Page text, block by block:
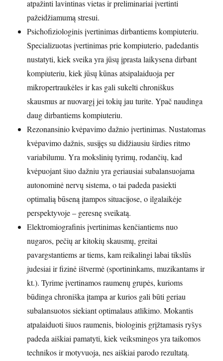
atpažinti lavintinas vietas ir preliminariai įvertinti
pažeidžiamumą stresui.
Psichofiziologinis įvertinimas dirbantiems kompiuteriu.
Specializuotas įvertinimas prie kompiuterio, padedantis
nustatyti, kiek sveika yra jūsų įprasta laikysena dirbant
kompiuteriu, kiek jūsų kūnas atsipalaiduoja per
mikropertraukėles ir kas gali sukelti chroniškus
skausmus ar nuovargį jei tokių jau turite. Ypač naudinga
daug dirbantiems kompiuteriu.
Rezonansinio kvėpavimo dažnio įvertinimas. Nustatomas
kvėpavimo dažnis, susijęs su didžiausiu širdies ritmo
variabilumu. Yra mokslinių tyrimų, rodančių, kad
kvėpuojant šiuo dažniu yra geriausiai subalansuojama
autonominė nervų sistema, o tai padeda pasiekti
optimalią būseną įtampos situacijose, o ilgalaikėje
perspektyvoje – geresnę sveikatą.
Elektromiografinis įvertinimas kenčiantiems nuo
nugaros, pečių ar kitokių skausmų, greitai
pavargstantiems ar tiems, kam reikalingi labai tikslūs
judesiai ir fizinė ištvermė (sportininkams, muzikantams ir
kt.). Tyrime įvertinamos raumenų grupės, kurioms
būdinga chroniška įtampa ar kurios gali būti geriau
subalansuotos siekiant optimalaus atlikimo. Mokantis
atpalaiduoti šiuos raumenis, biologinis grįžtamasis ryšys
padeda aiškiai pamatyti, kiek veiksmingos yra taikomos
technikos ir motyvuoja, nes aiškiai parodo rezultatą.